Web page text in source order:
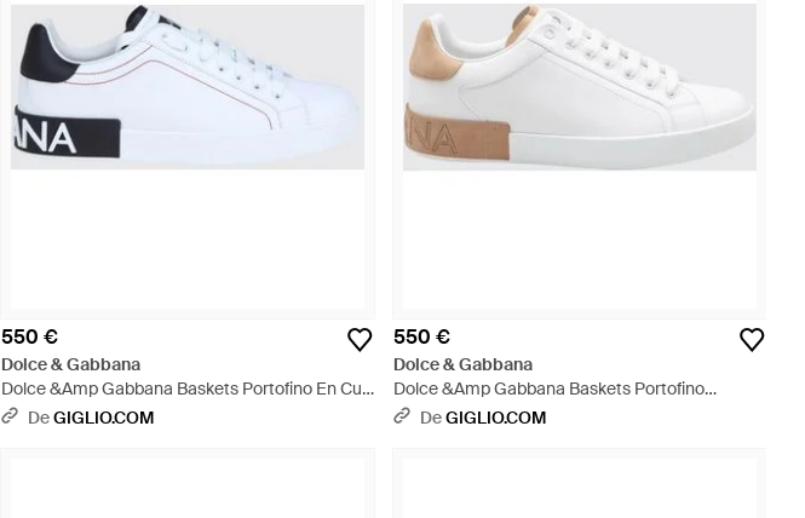
550 €
Dolce & Gabbana
Dolce &Amp Gabbana Baskets Portofino En Cuir
De Veau Lisse Avec Logo - Blanc
DeGIGLIO.COM
550 €
Dolce & Gabbana
Dolce &Amp Gabbana Baskets Portofino
Bicolores En Cuir De Veau Avec Logo - Blanc
DeGIGLIO.COM